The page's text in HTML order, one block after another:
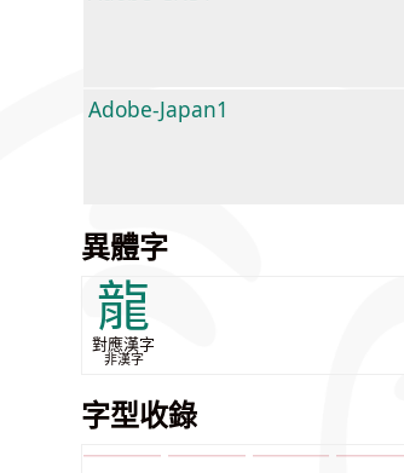
Adobe-Japan1
異體字
龍
對應漢字
非漢字
字型收錄